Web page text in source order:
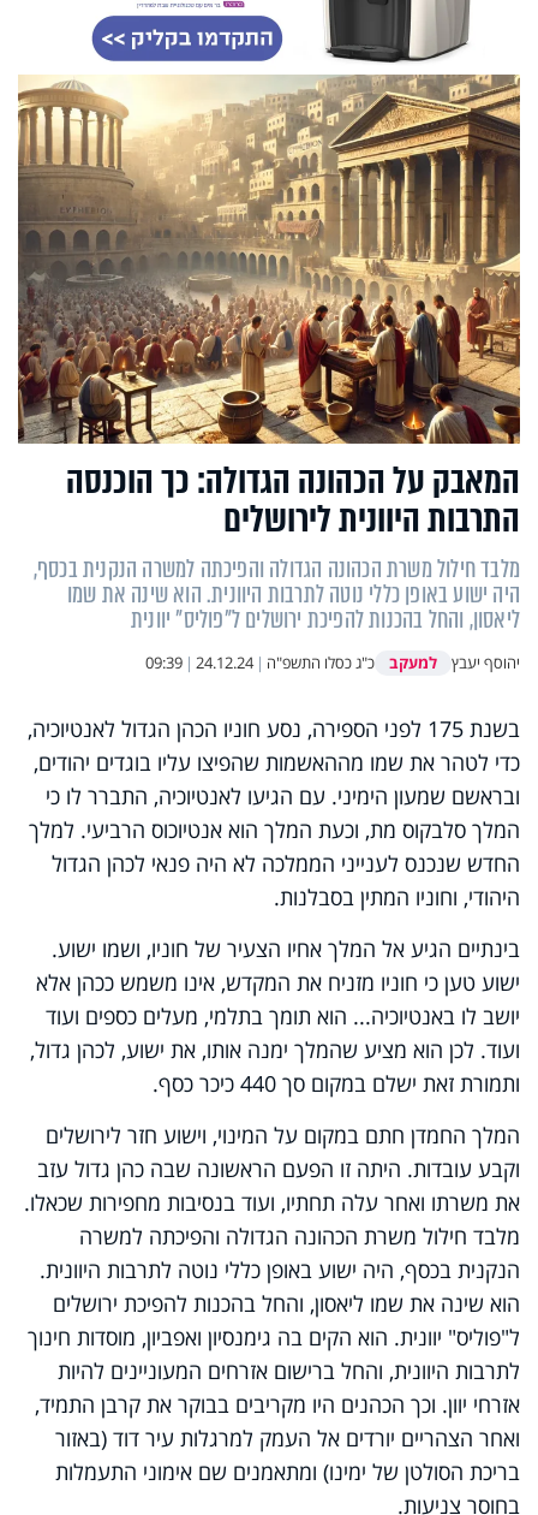
המאבק על הכהונה הגדולה: כך הוכנסה
התרבות היוונית לירושלים
מלבד חילול משרת הכהונה הגדולה והפיכתה למשרה הנקנית בכסף,
היה ישוע באופן כללי נוטה לתרבות היוונית. הוא שינה את שמו
ליאסון, והחל בהכנות להפיכת ירושלים ל"פוליס" יוונית
יהוסף יעבץ למעקב כ"ג כסלו התשפ"ה |
24.12.24
|
09:39
בשנת 175 לפני הספירה, נסע חוניו הכהן הגדול לאנטיוכיה,
כדי לטהר את שמו מההאשמות שהפיצו עליו בוגדים יהודים,
ובראשם שמעון הימיני. עם הגיעו לאנטיוכיה, התברר לו כי
המלך סלבקוס מת, וכעת המלך הוא אנטיוכוס הרביעי. למלך
החדש שנכנס לענייני הממלכה לא היה פנאי לכהן הגדול
היהודי, וחוניו המתין בסבלנות.
בינתיים הגיע אל המלך אחיו הצעיר של חוניו, ושמו ישוע.
ישוע טען כי חוניו מזניח את המקדש, אינו משמש ככהן אלא
יושב לו באנטיוכיה... הוא תומך בתלמי, מעלים כספים ועוד
ועוד. לכן הוא מציע שהמלך ימנה אותו, את ישוע, לכהן גדול,
ותמורת זאת ישלם במקום סך 440 כיכר כסף.
המלך החמדן חתם במקום על המינוי, וישוע חזר לירושלים
וקבע עובדות. היתה זו הפעם הראשונה שבה כהן גדול עזב
את משרתו ואחר עלה תחתיו, ועוד בנסיבות מחפירות שכאלו.
מלבד חילול משרת הכהונה הגדולה והפיכתה למשרה
הנקנית בכסף, היה ישוע באופן כללי נוטה לתרבות היוונית.
הוא שינה את שמו ליאסון, והחל בהכנות להפיכת ירושלים
ל"פוליס" יוונית. הוא הקים בה גימנסיון ואפביון, מוסדות חינוך
לתרבות היוונית, והחל ברישום אזרחים המעוניינים להיות
אזרחי יוון. וכך הכהנים היו מקריבים בבוקר את קרבן התמיד,
ואחר הצהריים יורדים אל העמק למרגלות עיר דוד (באזור
בריכת הסולטן של ימינו) ומתאמנים שם אימוני התעמלות
בחוסר צניעות.